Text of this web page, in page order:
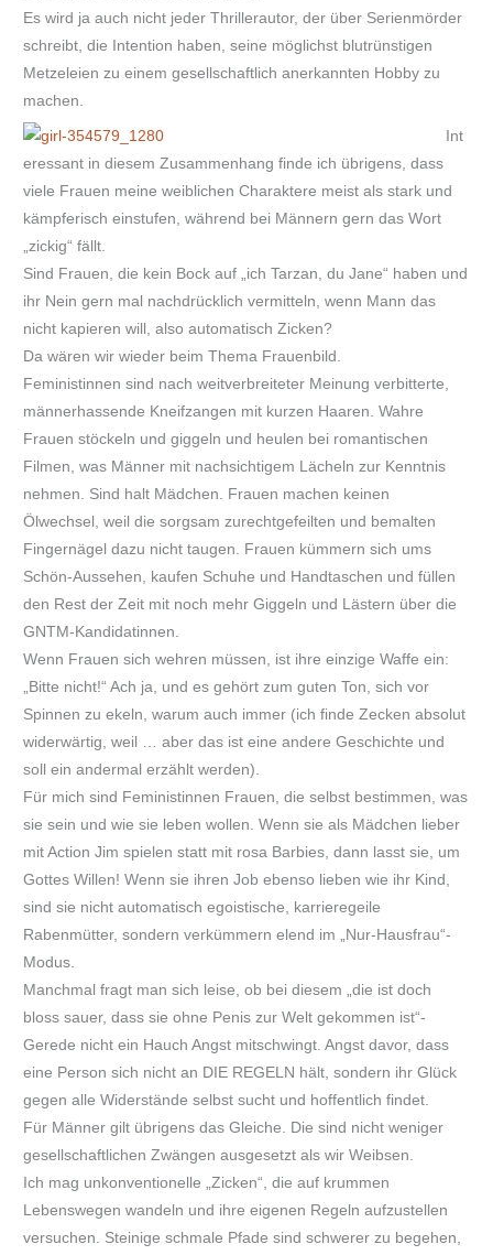
Es wird ja auch nicht jeder Thrillerautor, der über Serienmörder
schreibt, die Intention haben, seine möglichst blutrünstigen
Metzeleien zu einem gesellschaftlich anerkannten Hobby zu
machen.
Int
eressant in diesem Zusammenhang finde ich übrigens, dass
viele Frauen meine weiblichen Charaktere meist als stark und
kämpferisch einstufen, während bei Männern gern das Wort
„zickig“ fällt.
Sind Frauen, die kein Bock auf „ich Tarzan, du Jane“ haben und
ihr Nein gern mal nachdrücklich vermitteln, wenn Mann das
nicht kapieren will, also automatisch Zicken?
Da wären wir wieder beim Thema Frauenbild.
Feministinnen sind nach weitverbreiteter Meinung verbitterte,
männerhassende Kneifzangen mit kurzen Haaren. Wahre
Frauen stöckeln und giggeln und heulen bei romantischen
Filmen, was Männer mit nachsichtigem Lächeln zur Kenntnis
nehmen. Sind halt Mädchen. Frauen machen keinen
Ölwechsel, weil die sorgsam zurechtgefeilten und bemalten
Fingernägel dazu nicht taugen. Frauen kümmern sich ums
Schön-Aussehen, kaufen Schuhe und Handtaschen und füllen
den Rest der Zeit mit noch mehr Giggeln und Lästern über die
GNTM-Kandidatinnen.
Wenn Frauen sich wehren müssen, ist ihre einzige Waffe ein:
„Bitte nicht!“ Ach ja, und es gehört zum guten Ton, sich vor
Spinnen zu ekeln, warum auch immer (ich finde Zecken absolut
widerwärtig, weil … aber das ist eine andere Geschichte und
soll ein andermal erzählt werden).
Für mich sind Feministinnen Frauen, die selbst bestimmen, was
sie sein und wie sie leben wollen. Wenn sie als Mädchen lieber
mit Action Jim spielen statt mit rosa Barbies, dann lasst sie, um
Gottes Willen! Wenn sie ihren Job ebenso lieben wie ihr Kind,
sind sie nicht automatisch egoistische, karrieregeile
Rabenmütter, sondern verkümmern elend im „Nur-Hausfrau“-
Modus.
Manchmal fragt man sich leise, ob bei diesem „die ist doch
bloss sauer, dass sie ohne Penis zur Welt gekommen ist“-
Gerede nicht ein Hauch Angst mitschwingt. Angst davor, dass
eine Person sich nicht an DIE REGELN hält, sondern ihr Glück
gegen alle Widerstände selbst sucht und hoffentlich findet.
Für Männer gilt übrigens das Gleiche. Die sind nicht weniger
gesellschaftlichen Zwängen ausgesetzt als wir Weibsen.
Ich mag unkonventionelle „Zicken“, die auf krummen
Lebenswegen wandeln und ihre eigenen Regeln aufzustellen
versuchen. Steinige schmale Pfade sind schwerer zu begehen,